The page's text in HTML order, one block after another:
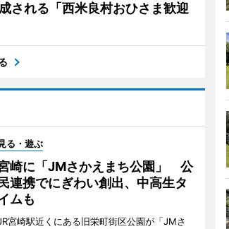
される「西米良村おひさま歓迎
る・遊ぶ
崎に「JMさかえまち公園」 公
民連携でにぎわい創出、中高生タ
ムも
宮崎駅近くにある旧栄町街区公園が「JMさ